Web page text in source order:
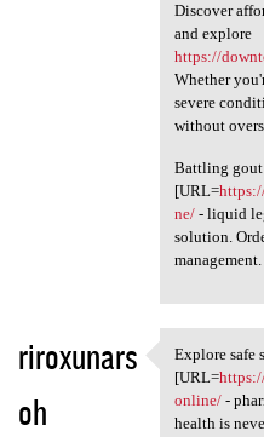
Discover
and explore
https://
Whether
severe
without
Battling gout
[URL=
ne/- liquid
solution.
management.
riroxunars
oh
Explore
Explore safe
[URL=
online/-
health is